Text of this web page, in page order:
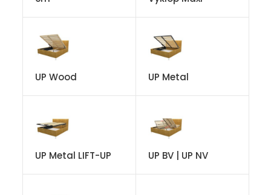
UP Wood UP Metal
UP Metal LIFT-UP UP BV | UP NV